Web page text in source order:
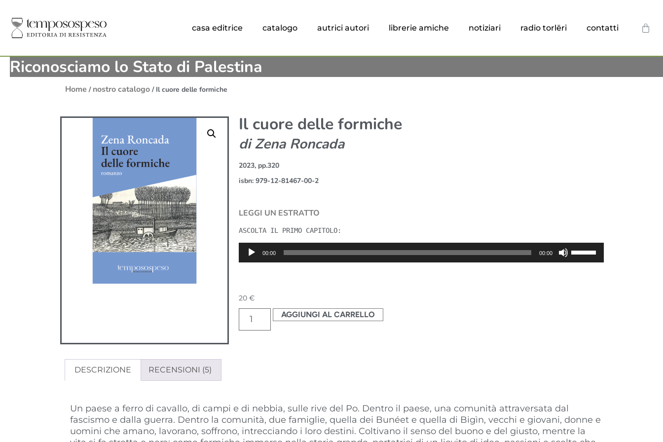
casa editrice catalogo autrici autori librerie amiche notiziari radio torlēri contatti
Riconosciamo lo Stato di Palestina
Home / nostro catalogo / Il cuore delle formiche
Il cuore delle formiche
di Zena Roncada
2023, pp.320
isbn: 979-12-81467-00-2
LEGGI UN ESTRATTO
ASCOLTA IL PRIMO CAPITOLO:
Audio
Player
00:00 00:00
i
20 €
AGGIUNGI AL CARRELLO
DESCRIZIONE RECENSIONI (5)
Un paese a ferro di cavallo, di campi e di nebbia, sulle rive del Po. Dentro il paese, una comunità attraversata dal
fascismo e dalla guerra. Dentro la comunità, due famiglie, quella dei Bunéet e quella di Bigìn, vecchi e giovani, donne e
uomini che amano, lavorano, soffrono, intrecciando i loro destini. Coltivano il senso del buono e del giusto, mentre la